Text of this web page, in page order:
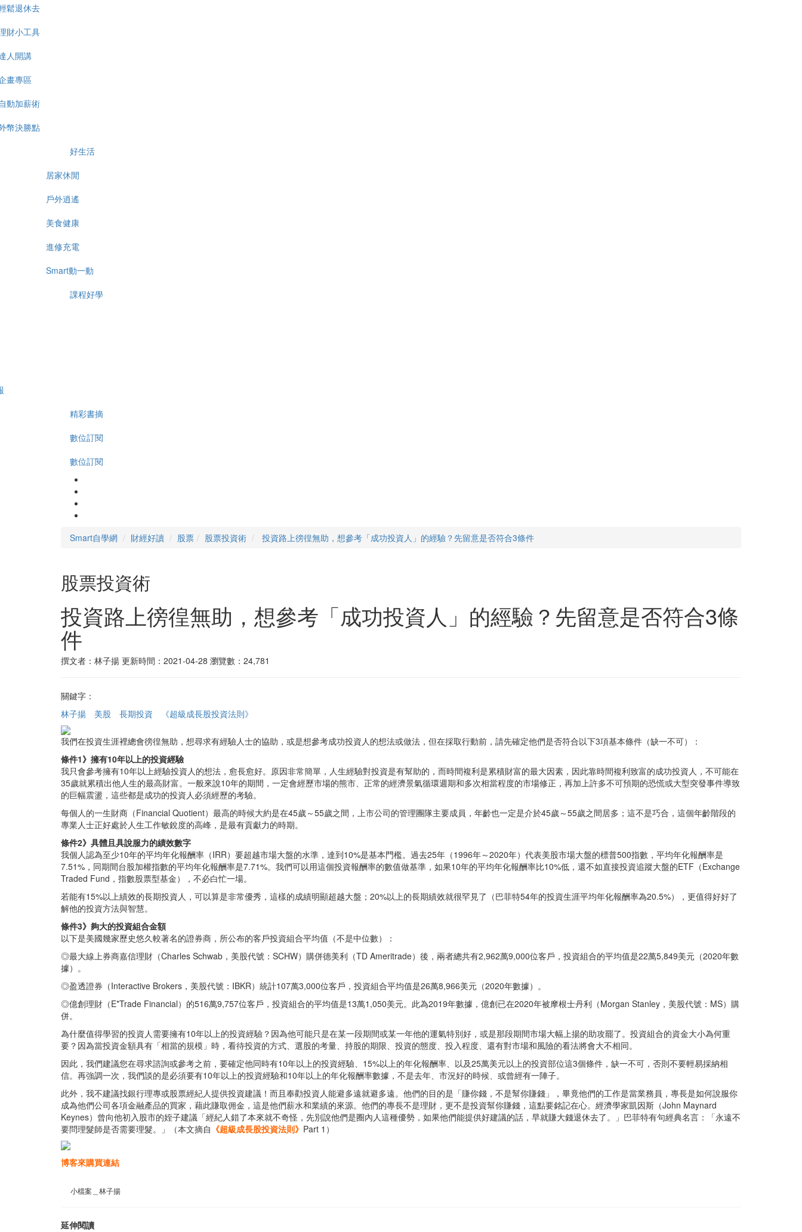
鬆退休去
財小工具
人開講
畫專區
動加薪術
幣決勝點
好生活
居家休閒
戶外逍遙
美食健康
進修充電
Smart動一動
課程好學
精彩書摘
數位訂閱
數位訂閱
Smart自學網 財經好讀 股票 股票投資術 投資路上徬徨無助，想參考「成功投資人」的經驗？先留意是否符合3條件
股票投資術
投資路上徬徨無助，想參考「成功投資人」的經驗？先留意是否符合3條
件
撰文者：林子揚 更新時間：2021-04-28 瀏覽數：24,781
關鍵字：
林子揚
美股 長期投資 《超級成長股投資法則》
我們在投資生涯裡總會徬徨無助，想尋求有經驗人士的協助，或是想參考成功投資人的想法或做法，但在採取行動前，請先確定他們是否符合以下3項基本條件（缺一不可）：
條件1》擁有10年以上的投資經驗
我只會參考擁有10年以上經驗投資人的想法，愈長愈好。原因非常簡單，人生經驗對投資是有幫助的，而時間複利是累積財富的最大因素，因此靠時間複利致富的成功投資人，不可能在
35歲就累積出他人生的最高財富。一般來說10年的期間，一定會經歷市場的熊市、正常的經濟景氣循環週期和多次相當程度的市場修正，再加上許多不可預期的恐慌或大型突發事件導致
的巨幅震盪，這些都是成功的投資人必須經歷的考驗。
每個人的一生財商（Financial Quotient）最高的時候大約是在45歲～55歲之間，上市公司的管理團隊主要成員，年齡也一定是介於45歲～55歲之間居多；這不是巧合，這個年齡階段的
專業人士正好處於人生工作敏銳度的高峰，是最有貢獻力的時期。
條件2》具體且具說服力的績效數字
我個人認為至少10年的平均年化報酬率（IRR）要超越市場大盤的水準，達到10%是基本門檻。過去25年（1996年～2020年）代表美股市場大盤的標普500指數，平均年化報酬率是
7.51%，同期間台股加權指數的平均年化報酬率是7.71%。我們可以用這個投資報酬率的數值做基準，如果10年的平均年化報酬率比10%低，還不如直接投資追蹤大盤的ETF（Exchange
Traded Fund，指數股票型基金），不必白忙一場。
若能有15%以上績效的長期投資人，可以算是非常優秀，這樣的成績明顯超越大盤；20%以上的長期績效就很罕見了（巴菲特54年的投資生涯平均年化報酬率為20.5%），更值得好好了
解他的投資方法與智慧。
條件3》夠大的投資組合金額
以下是美國幾家歷史悠久較著名的證券商，所公布的客戶投資組合平均值（不是中位數）：
◎最大線上券商嘉信理財（Charles Schwab，美股代號：SCHW）購併德美利（TD Ameritrade）後，兩者總共有2,962萬9,000位客戶，投資組合的平均值是22萬5,849美元（2020年數
據）。
◎盈透證券（Interactive Brokers，美股代號：IBKR）統計107萬3,000位客戶，投資組合平均值是26萬8,966美元（2020年數據）。
◎億創理財（E*Trade Financial）的516萬9,757位客戶，投資組合的平均值是13萬1,050美元。此為2019年數據，億創已在2020年被摩根士丹利（Morgan Stanley，美股代號：MS）購
併。
為什麼值得學習的投資人需要擁有10年以上的投資經驗？因為他可能只是在某一段期間或某一年他的運氣特別好，或是那段期間市場大幅上揚的助攻罷了。投資組合的資金大小為何重
要？因為當投資金額具有「相當的規模」時，看待投資的方式、選股的考量、持股的期限、投資的態度、投入程度、還有對市場和風險的看法將會大不相同。
因此，我們建議您在尋求諮詢或參考之前，要確定他同時有10年以上的投資經驗、15%以上的年化報酬率、以及25萬美元以上的投資部位這3個條件，缺一不可，否則不要輕易採納相
信。再強調一次，我們談的是必須要有10年以上的投資經驗和10年以上的年化報酬率數據，不是去年、市況好的時候、或曾經有一陣子。
此外，我不建議找銀行理專或股票經紀人提供投資建議！而且奉勸投資人能避多遠就避多遠。他們的目的是「賺你錢，不是幫你賺錢」，畢竟他們的工作是當業務員，專長是如何說服你
成為他們公司各項金融產品的買家，藉此賺取佣金，這是他們薪水和業績的來源。他們的專長不是理財，更不是投資幫你賺錢，這點要銘記在心。經濟學家凱因斯（John Maynard
Keynes）曾向他初入股市的姪子建議「經紀人錯了本來就不奇怪，先別說他們是圈內人這種優勢，如果他們能提供好建議的話，早就賺大錢退休去了。」巴菲特有句經典名言：「永遠不
要問理髮師是否需要理髮。」（本文摘自 《超級成長股投資法則》 Part 1）
博客來購買連結
小檔案＿林子揚
延伸閱讀